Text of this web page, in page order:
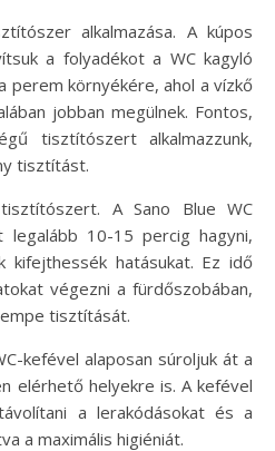
alkalmazása. A kúpos
a folyadékot a WC kagyló
perem környékére, ahol a vízkő
jobban megülnek. Fontos,
tisztítószert alkalmazzunk,
tisztítást.
A Sano Blue WC
10-15 percig hagyni,
kifejthessék hatásukat. Ez idő
végezni a fürdőszobában,
tisztítását.
kefével alaposan súroljuk át a
elérhető helyekre is. A kefével
a lerakódásokat és a
a maximális higiéniát.